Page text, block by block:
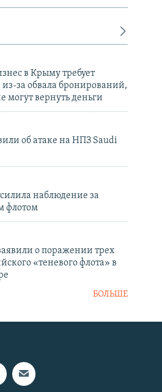
в Крыму требует
за обвала бронирований,
могут вернуть деньги
об атаке на НПЗ Saudi
наблюдение за
флотом
о поражении трех
«теневого флота» в
БОЛЬШЕ